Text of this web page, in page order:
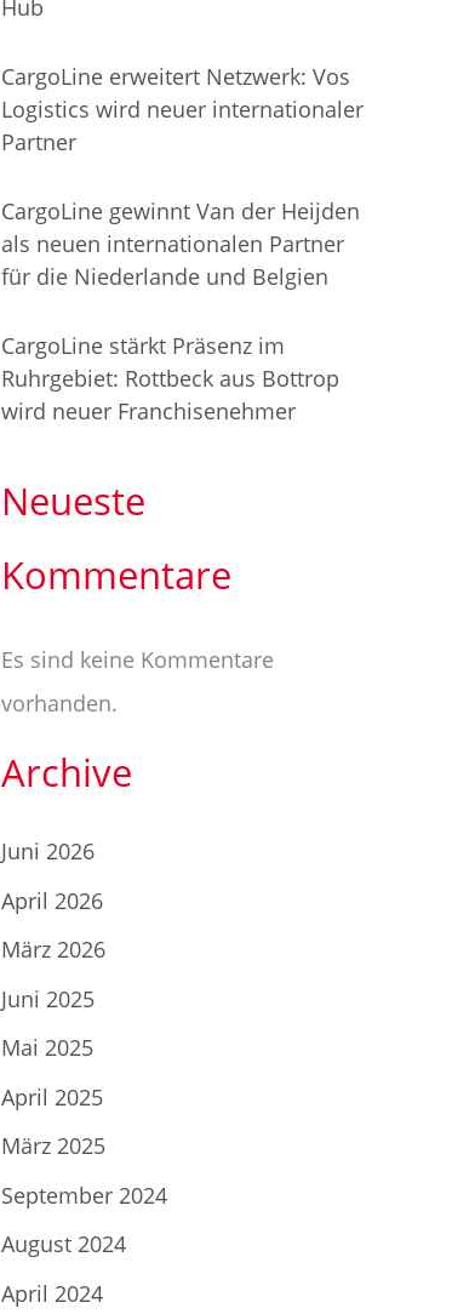
Hub
CargoLine erweitert Netzwerk: Vos
Logistics wird neuer internationaler
Partner
CargoLine gewinnt Van der Heijden
als neuen internationalen Partner
für die Niederlande und Belgien
CargoLine stärkt Präsenz im
Ruhrgebiet: Rottbeck aus Bottrop
wird neuer Franchisenehmer
Neueste
Kommentare
Es sind keine Kommentare
vorhanden.
Archive
Juni 2026
April 2026
März 2026
Juni 2025
Mai 2025
April 2025
März 2025
September 2024
August 2024
April 2024